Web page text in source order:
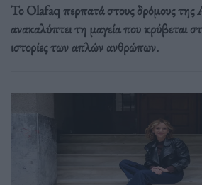
Το Olafaq περπατά στους δρόμους της
ανακαλύπτει τη μαγεία που κρύβεται
ιστορίες των απλών ανθρώπων.